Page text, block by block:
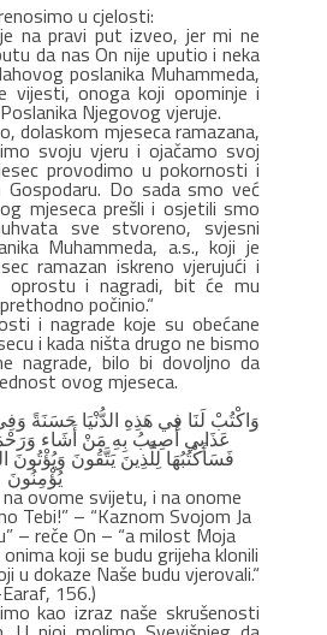
u cjelosti:
na pravi put izveo, jer mi ne
da nas On nije uputio i neka
poslanika Muhammeda,
vijesti, onoga koji opominje i
Njegovog vjeruje.
dolaskom mjeseca ramazana,
svoju vjeru i ojačamo svoj
provodimo u pokornosti i
Gospodaru. Do sada smo već
mjeseca prešli i osjetili smo
sve stvoreno, svjesni
Muhammeda, a.s., koji je
ramazan iskreno vjerujući i
oprostu i nagradi, bit će mu
počinio.“
i nagrade koje su obećane
i kada ništa drugo ne bismo
nagrade, bilo bi dovoljno da
ovog mjeseca.
وَاكْتُبْ لَنَا فِي هَذِهِ الدُّنْيَا حَسَنَةً
عَذَابِي أُصِيبُ بِهِ مَنْ أَشَاء
فَسَأَكْتُبُهَا لِلَّذِينَ يَتَّقُونَ وَيُؤْتُونَ
يُؤْمِنُونَ
ovome svijetu, i na onome
Tebi!” – “Kaznom Svojom Ja
– reče On – “a milost Moja
koji se budu grijeha klonili
u dokaze Naše budu vjerovali.“
156.)
kao izraz naše skrušenosti